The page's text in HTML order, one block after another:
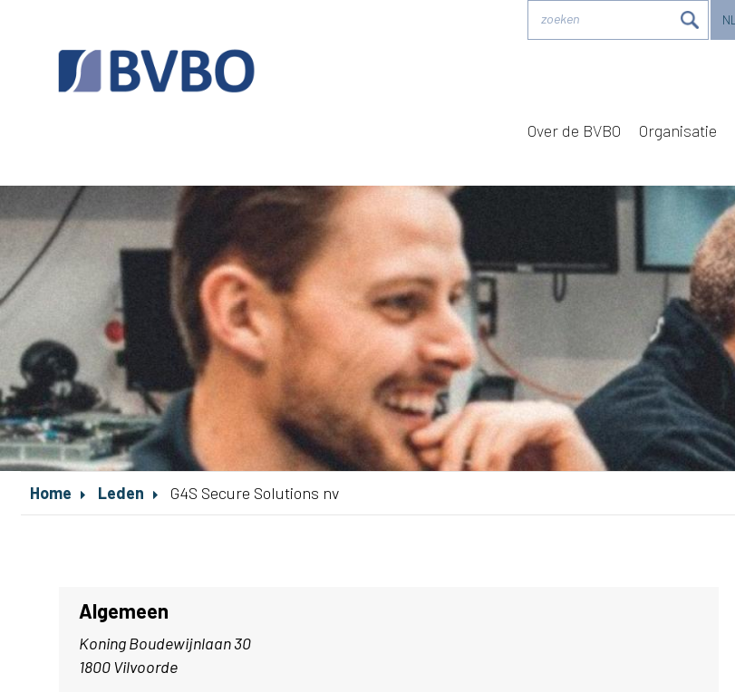
NL
zoeken
Over de BVBO Organisatie
Home Leden G4S Secure Solutions nv
Algemeen
Koning Boudewijnlaan 30
1800 Vilvoorde